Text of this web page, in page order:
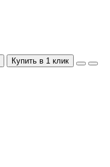
Купить в 1 клик